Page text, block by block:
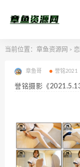
当前位置： 章鱼资源网 >
章鱼哥 誉铭2021
誉铭摄影《